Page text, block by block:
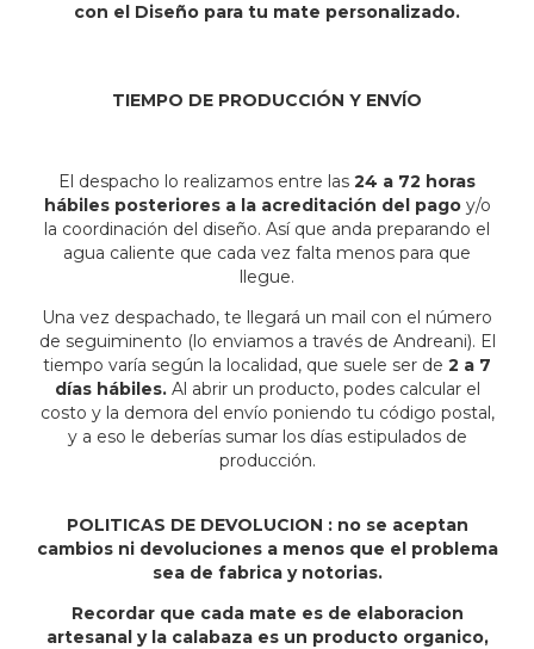
con el Diseño para tu mate personalizado.
TIEMPO DE PRODUCCIÓN Y ENVÍO
El despacho lo realizamos entre las 24 a 72 horas
hábiles posteriores a la acreditación del pago y/o
la coordinación del diseño. Así que anda preparando el
agua caliente que cada vez falta menos para que
llegue.
Una vez despachado, te llegará un mail con el número
de seguiminento (lo enviamos a través de Andreani). El
tiempo varía según la localidad, que suele ser de 2 a 7
días hábiles.Al abrir un producto, podes calcular el
costo y la demora del envío poniendo tu código postal,
y a eso le deberías sumar los días estipulados de
producción.
POLITICAS DE DEVOLUCION : no se aceptan
cambios ni devoluciones a menos que el problema
sea de fabrica y notorias.
Recordar que cada mate es de elaboracion
artesanal y la calabaza es un producto organico,